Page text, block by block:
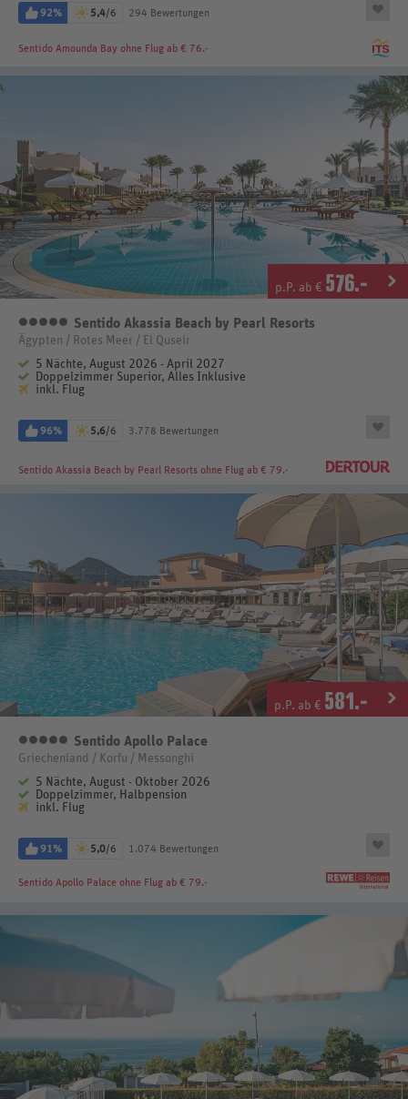
92% 5,4/6 294 Bewertungen
Sentido Amounda Bay ohne Flug ab € 76.-
p.P. ab € 576.-
5 Sterne
Sentido Akassia Beach by Pearl Resorts
Ägypten / Rotes Meer / El Quseir
5 Nächte, August 2026 - April 2027
Doppelzimmer Superior, Alles Inklusive
inkl. Flug
96% 5,6/6 3.778 Bewertungen
Sentido Akassia Beach by Pearl Resorts ohne Flug ab € 79.-
p.P. ab € 581.-
5 Sterne
Sentido Apollo Palace
Griechenland / Korfu / Messonghi
5 Nächte, August - Oktober 2026
Doppelzimmer, Halbpension
inkl. Flug
91% 5,0/6 1.074 Bewertungen
Sentido Apollo Palace ohne Flug ab € 79.-